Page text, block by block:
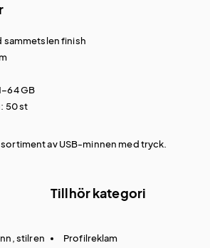
sammetslen finish
GB
50 st
sortiment avUSB-minnen med tryck.
stilren
Tillhör kategori
Profilreklam